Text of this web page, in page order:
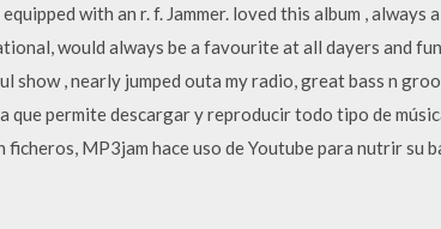
with an r. f. Jammer. loved this album ,
would always be a favourite at all dayers and
show , nearly jumped outa my radio, great bass n
que permite descargar y reproducir todo tipo de
MP3jam hace uso de Youtube para nutrir su